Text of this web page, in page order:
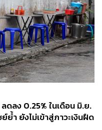
ดลง 0.25% ในเดือน มิ.ย.
ำ ยังไม่เข้าสู่ภาวะเงินฝืด